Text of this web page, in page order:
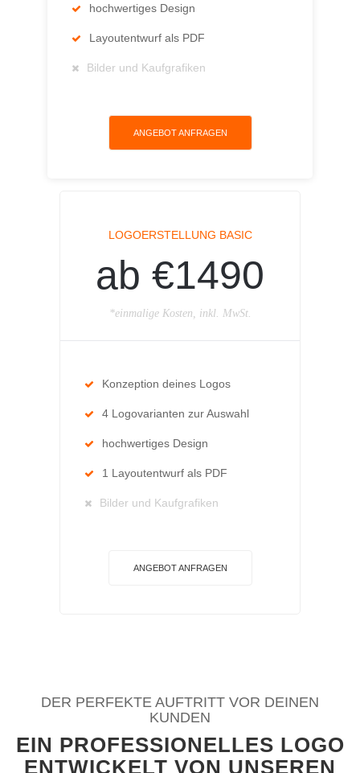
hochwertiges Design
Layoutentwurf als PDF
Bilder und Kaufgrafiken
ANGEBOT ANFRAGEN
LOGOERSTELLUNG BASIC
ab €1490
*einmalige Kosten, inkl. MwSt.
Konzeption deines Logos
4 Logovarianten zur Auswahl
hochwertiges Design
1 Layoutentwurf als PDF
Bilder und Kaufgrafiken
ANGEBOT ANFRAGEN
DER PERFEKTE AUFTRITT VOR DEINEN
KUNDEN
EIN PROFESSIONELLES LOGO
ENTWICKELT VON UNSEREN